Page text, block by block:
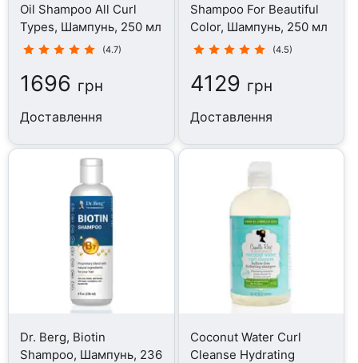
Oil Shampoo All Curl
Types, Шампунь, 250 мл
(4.7)
1696 грн
Доставлення
Shampoo For Beautiful
Color, Шампунь, 250 мл
(4.5)
4129 грн
Доставлення
Dr. Berg, Biotin
Shampoo, Шампунь, 236
Coconut Water Curl
Cleanse Hydrating